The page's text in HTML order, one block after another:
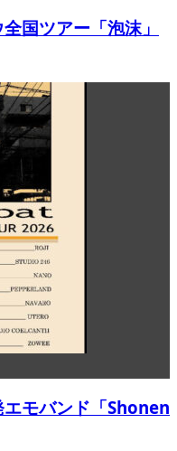
国ツアー「泡沫」
モバンド「Shonen